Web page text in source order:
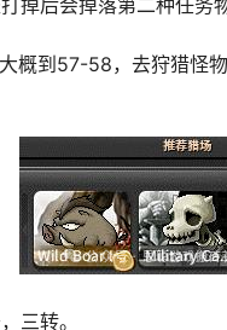
概到57-58，去狩猎怪
三转。